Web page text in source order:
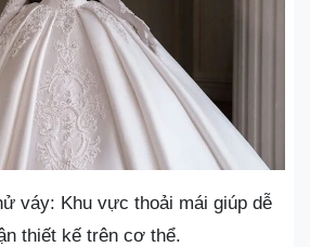
váy: Khu vực thoải mái giúp dễ
thiết kế trên cơ thể.